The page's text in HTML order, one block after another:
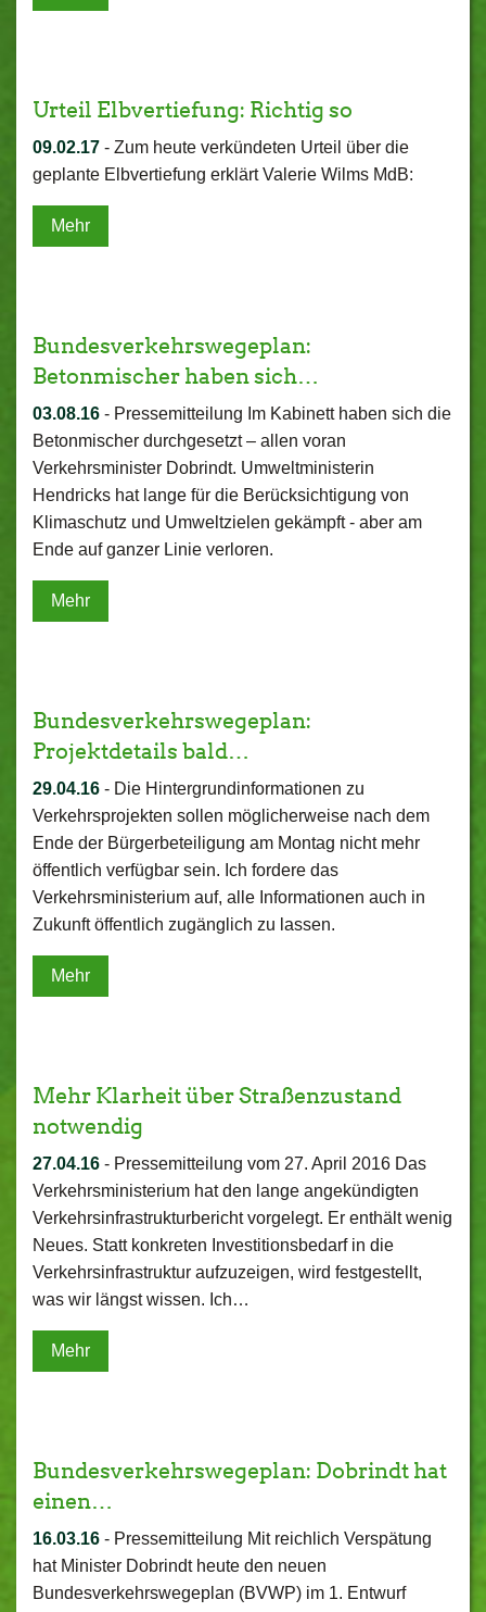
Urteil Elbvertiefung: Richtig so
09.02.17 - Zum heute verkündeten Urteil über die
geplante Elbvertiefung erklärt Valerie Wilms MdB:
Mehr
Bundesverkehrswegeplan:
Betonmischer haben sich…
03.08.16 - Pressemitteilung Im Kabinett haben sich die
Betonmischer durchgesetzt – allen voran
Verkehrsminister Dobrindt. Umweltministerin
Hendricks hat lange für die Berücksichtigung von
Klimaschutz und Umweltzielen gekämpft - aber am
Ende auf ganzer Linie verloren.
Mehr
Bundesverkehrswegeplan:
Projektdetails bald…
29.04.16 - Die Hintergrundinformationen zu
Verkehrsprojekten sollen möglicherweise nach dem
Ende der Bürgerbeteiligung am Montag nicht mehr
öffentlich verfügbar sein. Ich fordere das
Verkehrsministerium auf, alle Informationen auch in
Zukunft öffentlich zugänglich zu lassen.
Mehr
Mehr Klarheit über Straßenzustand
notwendig
27.04.16 - Pressemitteilung vom 27. April 2016 Das
Verkehrsministerium hat den lange angekündigten
Verkehrsinfrastrukturbericht vorgelegt. Er enthält wenig
Neues. Statt konkreten Investitionsbedarf in die
Verkehrsinfrastruktur aufzuzeigen, wird festgestellt,
was wir längst wissen. Ich…
Mehr
Bundesverkehrswegeplan: Dobrindt hat
einen…
16.03.16 - Pressemitteilung Mit reichlich Verspätung
hat Minister Dobrindt heute den neuen
Bundesverkehrswegeplan (BVWP) im 1. Entwurf